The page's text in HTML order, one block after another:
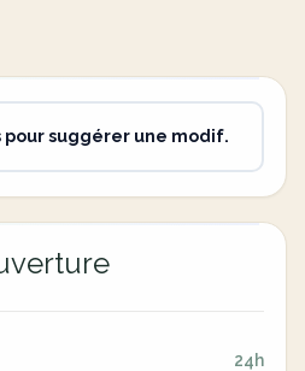
pour suggérer une modif.
24h